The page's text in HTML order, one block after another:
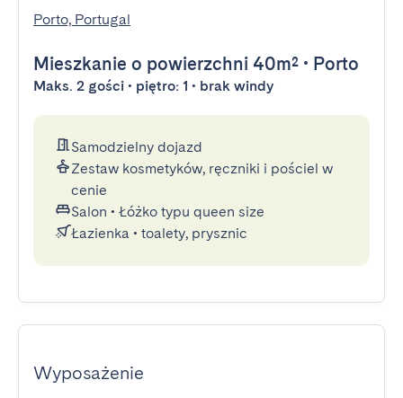
Porto, Portugal
Mieszkanie o powierzchni 40m² • Porto
Maks. 2 gości • piętro: 1 • brak windy
Samodzielny dojazd
Zestaw kosmetyków, ręczniki i pościel w
cenie
Salon • Łóżko typu queen size
Łazienka • toalety, prysznic
Wyposażenie